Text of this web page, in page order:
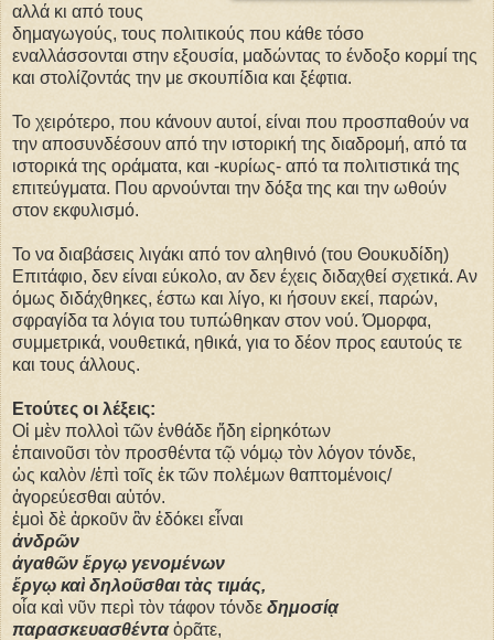
αλλά κι από τους
δημαγωγούς, τους πολιτικούς που κάθε τόσο
εναλλάσσονται στην εξουσία, μαδώντας το ένδοξο κορμί της
και στολίζοντάς την με σκουπίδια και ξέφτια.
Το χειρότερο, που κάνουν αυτοί, είναι που προσπαθούν να
την αποσυνδέσουν από την ιστορική της διαδρομή, από τα
ιστορικά της οράματα, και -κυρίως- από τα πολιτιστικά της
επιτεύγματα. Που αρνούνται την δόξα της και την ωθούν
στον εκφυλισμό.
Το να διαβάσεις λιγάκι από τον αληθινό (του Θουκυδίδη)
Επιτάφιο, δεν είναι εύκολο, αν δεν έχεις διδαχθεί σχετικά. Αν
όμως διδάχθηκες, έστω και λίγο, κι ήσουν εκεί, παρών,
σφραγίδα τα λόγια του τυπώθηκαν στον νού. Όμορφα,
συμμετρικά, νουθετικά, ηθικά, για το δέον προς εαυτούς τε
και τους άλλους.
Ετούτες οι λέξεις:
Οἱ μὲν πολλοὶ τῶν ἐνθάδε ἤδη εἰρηκότων
ἐπαινοῦσι τὸν προσθέντα τῷ νόμῳ τὸν λόγον τόνδε,
ὡς καλὸν /ἐπὶ τοῖς ἐκ τῶν πολέμων θαπτομένοις/
ἀγορεύεσθαι αὐτόν.
ἐμοὶ δὲ ἀρκοῦν ἂν ἐδόκει εἶναι
ἀνδρῶν
ἀγαθῶν ἔργῳ γενομένων
ἔργῳ καὶ δηλοῦσθαι τὰς τιμάς,
οἷα καὶ νῦν περὶ τὸν τάφον τόνδε δημοσίᾳ
παρασκευασθένταὁρᾶτε,